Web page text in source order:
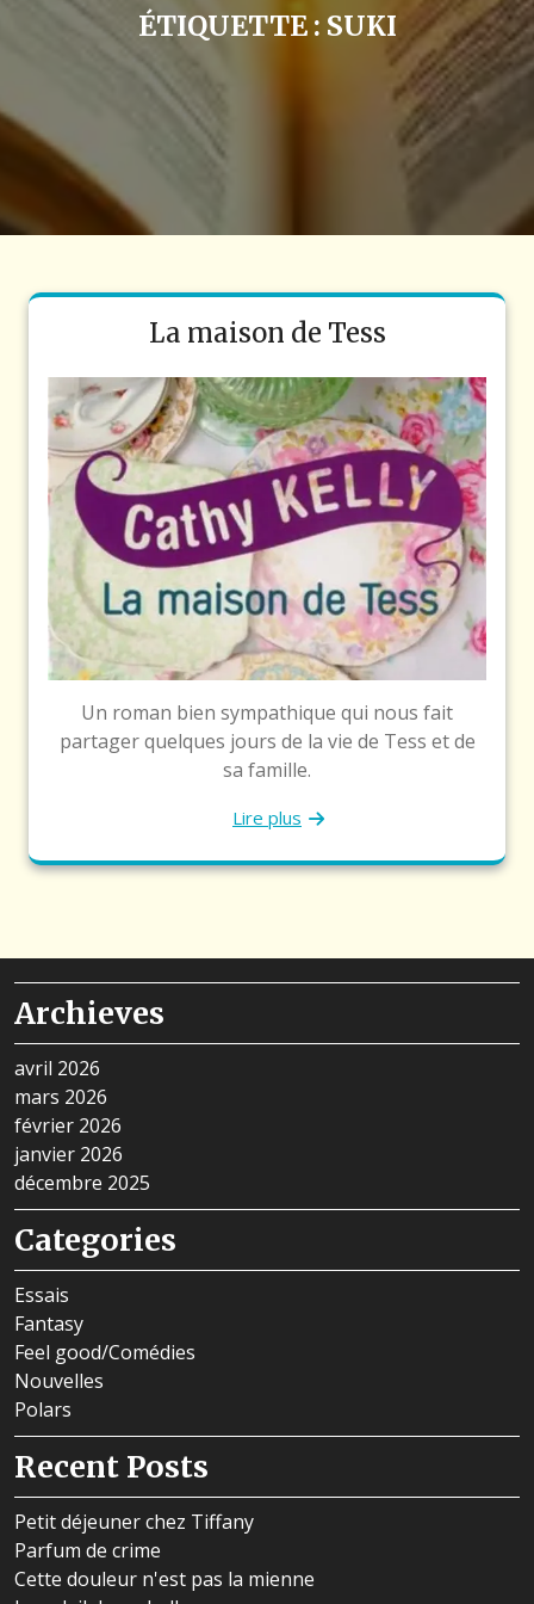
ÉTIQUETTE : SUKI
La maison de Tess
Un roman bien sympathique qui nous fait
partager quelques jours de la vie de Tess et de
sa famille.
Lire plus
Archieves
avril 2026
mars 2026
février 2026
janvier 2026
décembre 2025
Categories
Essais
Fantasy
Feel good/Comédies
Nouvelles
Polars
Recent Posts
Petit déjeuner chez Tiffany
Parfum de crime
Cette douleur n'est pas la mienne